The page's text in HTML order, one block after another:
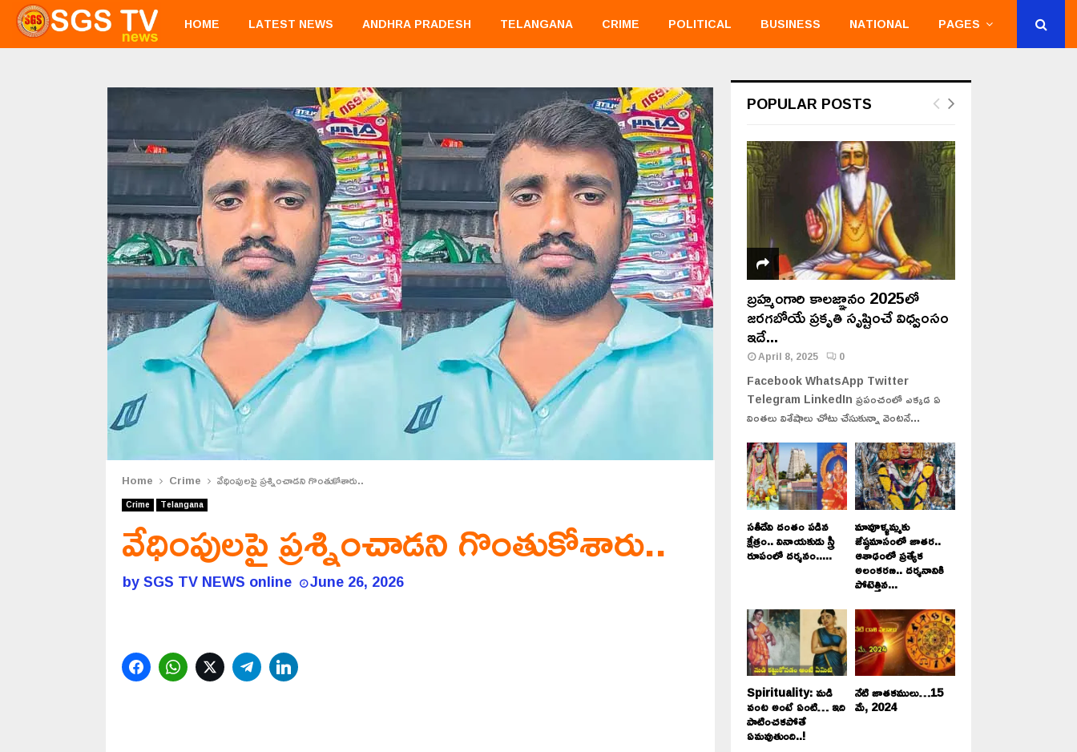
HOME LATEST NEWS ANDHRA PRADESH TELANGANA CRIME POLITICAL BUSINESS NATIONAL PAGES
Home Crime వేధింపులపై ప్రశ్నించాడని గొంతుకోశారు..
Crime Telangana
వేధింపులపై ప్రశ్నించాడని గొంతుకోశారు..
bySGS TV NEWS online June 26, 2026
FacebookWhatsAppTwitterTelegram
POPULAR POSTS
బ్రహ్మంగారి కాలజ్ఞానం 2025లో
జరగబోయే ప్రకృతి సృష్టించే విధ్వంసం
ఇదే...
April 8, 2025 0
Facebook WhatsApp Twitter
Telegram LinkedIn ప్రపంచంలో ఎక్కడ ఏ
వింతలు విశేషాలు చోటు చేసుకున్నా వెంటనే...
సతీదేవి దంతం పడిన
క్షేత్రం.. వినాయకుడు స్త్రీ
రూపంలో దర్శనం.....
మావూళ్ళమ్మకు
జేష్ఠమాసంలో జాతర..
ఆశాఢంలో ప్రత్యేక
అలంకరణ.. దర్శనానికి
పోటెత్తిన...
Spirituality: మడి
వంట అంటే ఏంటి… ఇది
పాటించకపోతే
ఏమవుతుంది..!
నేటి జాతకములు…15
మే, 2024